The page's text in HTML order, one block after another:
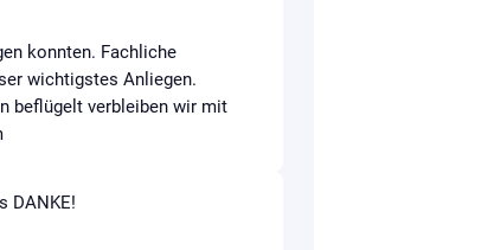
konnten. Fachliche
wichtigstes Anliegen.
beflügelt verbleiben wir mit
DANKE!